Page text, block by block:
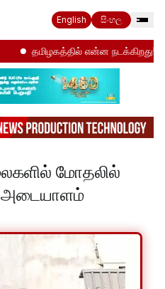
English සිංහල
என்ன நடக்கிறது! அத
மோதலில்
அடையாளம்